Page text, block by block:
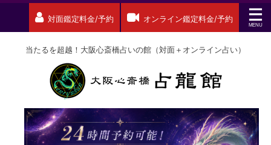
対面鑑定料金/予約 オンライン鑑定料金/予約
当たるを超越！大阪心斎橋占いの館（対面＋オンライン占い）